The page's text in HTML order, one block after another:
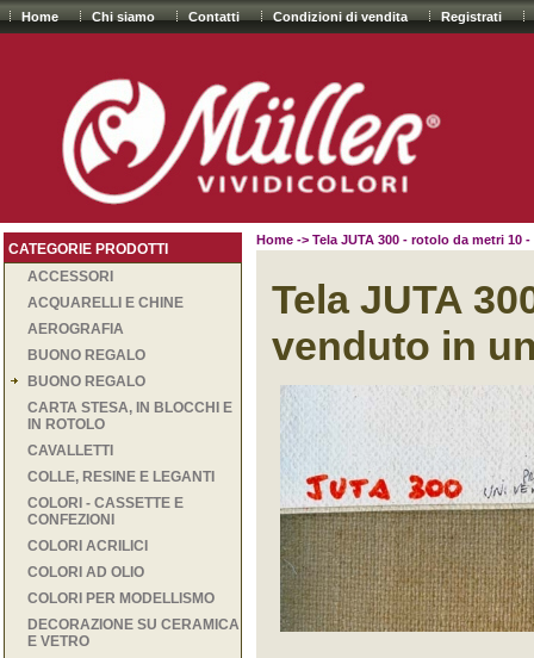
Home Chi siamo Contatti Condizioni di vendita Registrati
CATEGORIE PRODOTTI
ACCESSORI
ACQUARELLI E CHINE
AEROGRAFIA
BUONO REGALO
BUONO REGALO
CARTA STESA, IN BLOCCHI E
IN ROTOLO
CAVALLETTI
COLLE, RESINE E LEGANTI
COLORI - CASSETTE E
CONFEZIONI
COLORI ACRILICI
COLORI AD OLIO
COLORI PER MODELLISMO
DECORAZIONE SU CERAMICA
E VETRO
Home -> Tela JUTA 300 - rotolo da metri 10
Tela JUTA
venduto in